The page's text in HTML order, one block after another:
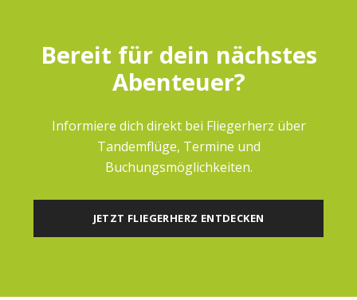
Bereit für dein nächstes
Abenteuer?
Informiere dich direkt bei Fliegerherz über
Tandemflüge, Termine und
Buchungsmöglichkeiten.
JETZT FLIEGERHERZ ENTDECKEN